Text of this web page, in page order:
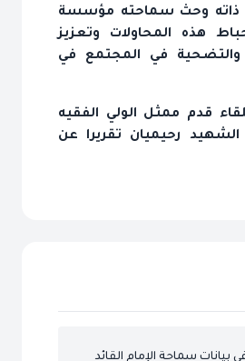
ذاته وحث سماحته مؤسسة
هذه المحاولات وتعزيز
والتضحية في المجتمع في
قدم ممثل الولي الفقيه
رحيميان تقريرا عن
بيانات سماحة الإمام القائد